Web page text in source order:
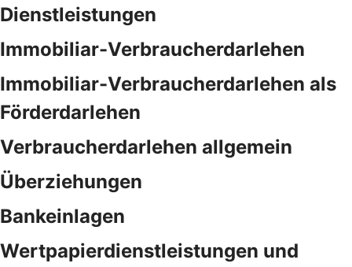
Dienstleistungen
Immobiliar-Verbraucherdarlehen
Immobiliar-Verbraucherdarlehen als
Förderdarlehen
Verbraucherdarlehen allgemein
Überziehungen
Bankeinlagen
Wertpapierdienstleistungen und